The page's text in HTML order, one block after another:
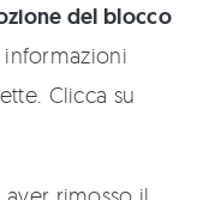
del blocco
informazioni
Clicca su